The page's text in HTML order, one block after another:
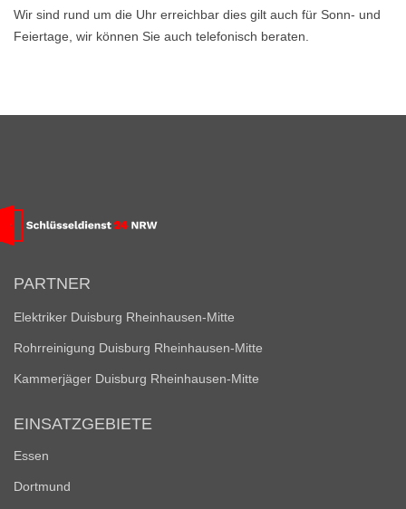
Wir sind rund um die Uhr erreichbar dies gilt auch für Sonn- und
Feiertage, wir können Sie auch telefonisch beraten.
PARTNER
Elektriker Duisburg Rheinhausen-Mitte
Rohrreinigung Duisburg Rheinhausen-Mitte
Kammerjäger Duisburg Rheinhausen-Mitte
EINSATZGEBIETE
Essen
Dortmund